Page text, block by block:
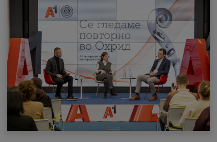
МК SQ
Приватни Деловни
Поддршка
Надополни кредит